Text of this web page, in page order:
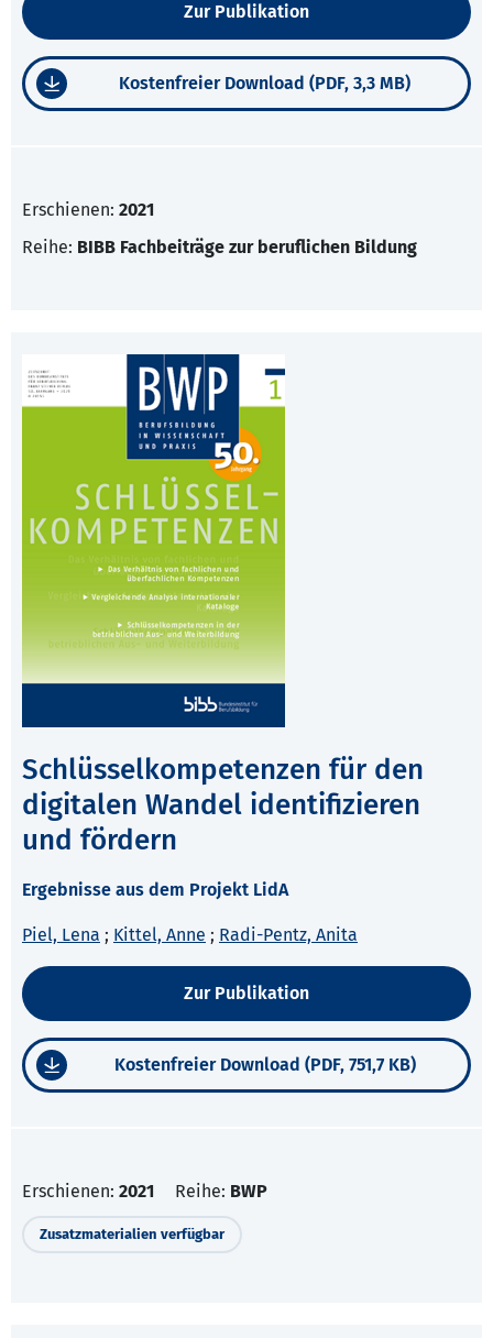
Zur Publikation
Kostenfreier Download (PDF, 3,3 MB)
Erschienen: 2021
Reihe: BIBB Fachbeiträge zur beruflichen Bildung
Schlüsselkompetenzen für den
digitalen Wandel identifizieren
und fördern
Ergebnisse aus dem Projekt LidA
Piel, Lena ; Kittel, Anne ; Radi-Pentz, Anita
Zur Publikation
Kostenfreier Download (PDF, 751,7 KB)
Erschienen: 2021 Reihe: BWP
Zusatzmaterialien verfügbar